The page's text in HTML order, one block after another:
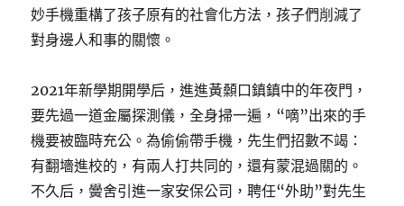
妙手機重構了孩子原有的社會化方法，孩子們削減了
對身邊人和事的關懷。
2021年新學期開學后，進進黃顙口鎮鎮中的年夜門，
要先過一道金屬探測儀，全身掃一遍，“嘀”出來的手
機要被臨時充公。為偷偷帶手機，先生們招數不竭：
有翻墻進校的，有兩人打共同的，還有蒙混過關的。
不久后，黌舍引進一家安保公司，聘任“外助”對先生